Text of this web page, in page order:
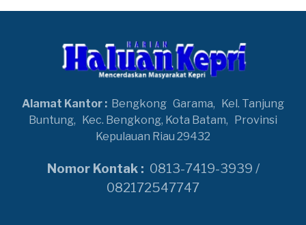
Alamat Kantor : Bengkong Garama, Kel. Tanjung
Buntung, Kec. Bengkong, Kota Batam, Provinsi
Kepulauan Riau 29432
Nomor Kontak : 0813-7419-3939 /
082172547747